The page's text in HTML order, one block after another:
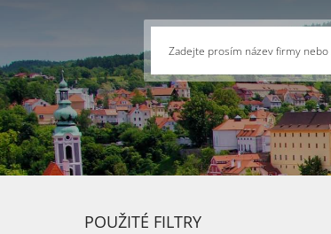
POUŽITÉ FILTRY